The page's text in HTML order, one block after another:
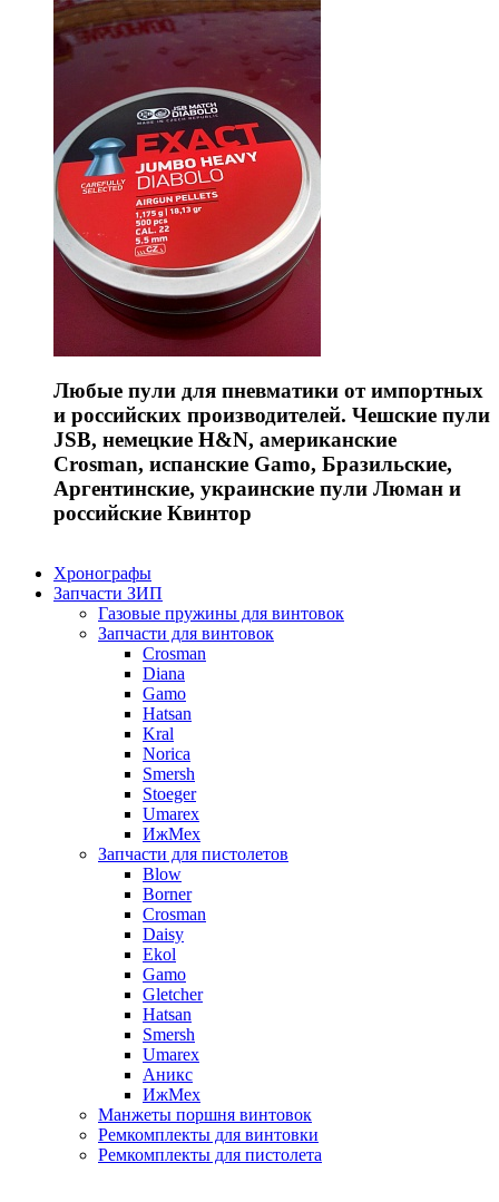
Любые пули для пневматики от импортных
и российских производителей. Чешские пули
JSB, немецкие H&N, американские
Crosman, испанские Gamo, Бразильские,
Аргентинские, украинские пули Люман и
российские Квинтор
Хронографы
Запчасти ЗИП
Газовые пружины для винтовок
Запчасти для винтовок
Crosman
Diana
Gamo
Hatsan
Kral
Norica
Smersh
Stoeger
Umarex
ИжМех
Запчасти для пистолетов
Blow
Borner
Crosman
Daisy
Ekol
Gamo
Gletcher
Hatsan
Smersh
Umarex
Аникс
ИжМех
Манжеты поршня винтовок
Ремкомплекты для винтовки
Ремкомплекты для пистолета